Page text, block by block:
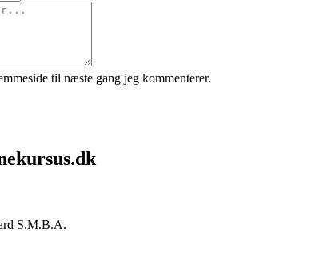
til næste gang jeg kommenterer.
S.M.B.A.